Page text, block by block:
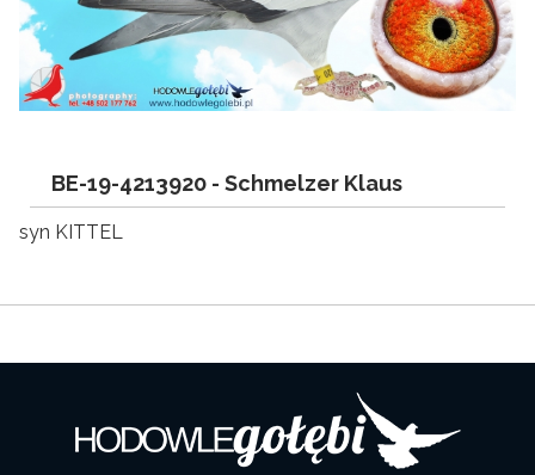
BE-19-4213920 - Schmelzer Klaus
syn KITTEL